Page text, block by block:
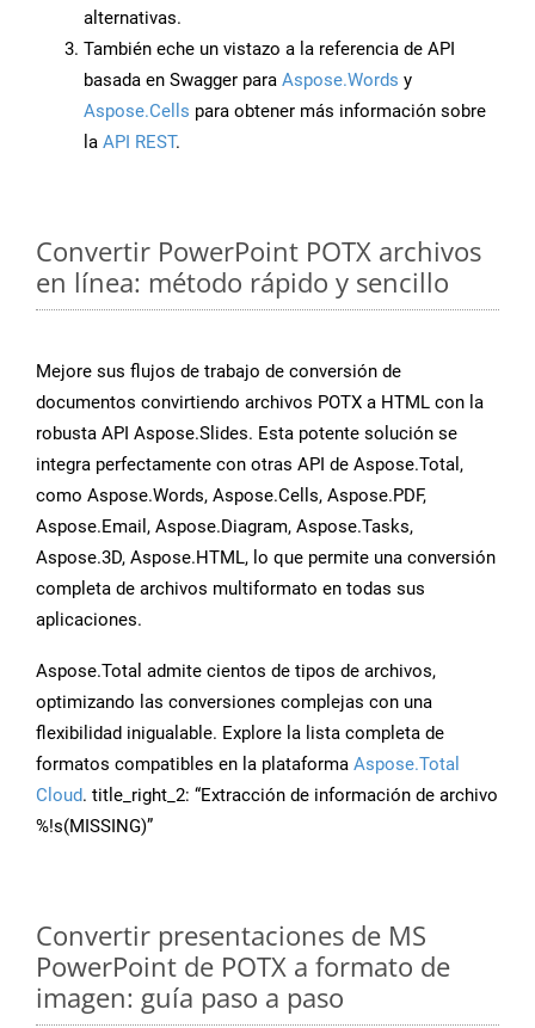
alternativas.
También eche un vistazo a la referencia de API
basada en Swagger para Aspose.Words y
Aspose.Cells para obtener más información sobre
la API REST.
Convertir PowerPoint POTX archivos
en línea: método rápido y sencillo
Mejore sus flujos de trabajo de conversión de
documentos convirtiendo archivos POTX a HTML con la
robusta API Aspose.Slides. Esta potente solución se
integra perfectamente con otras API de Aspose.Total,
como Aspose.Words, Aspose.Cells, Aspose.PDF,
Aspose.Email, Aspose.Diagram, Aspose.Tasks,
Aspose.3D, Aspose.HTML, lo que permite una conversión
completa de archivos multiformato en todas sus
aplicaciones.
Aspose.Total admite cientos de tipos de archivos,
optimizando las conversiones complejas con una
flexibilidad inigualable. Explore la lista completa de
formatos compatibles en la plataforma Aspose.Total
Cloud. title_right_2: “Extracción de información de archivo
%!s(MISSING)”
Convertir presentaciones de MS
PowerPoint de POTX a formato de
imagen: guía paso a paso